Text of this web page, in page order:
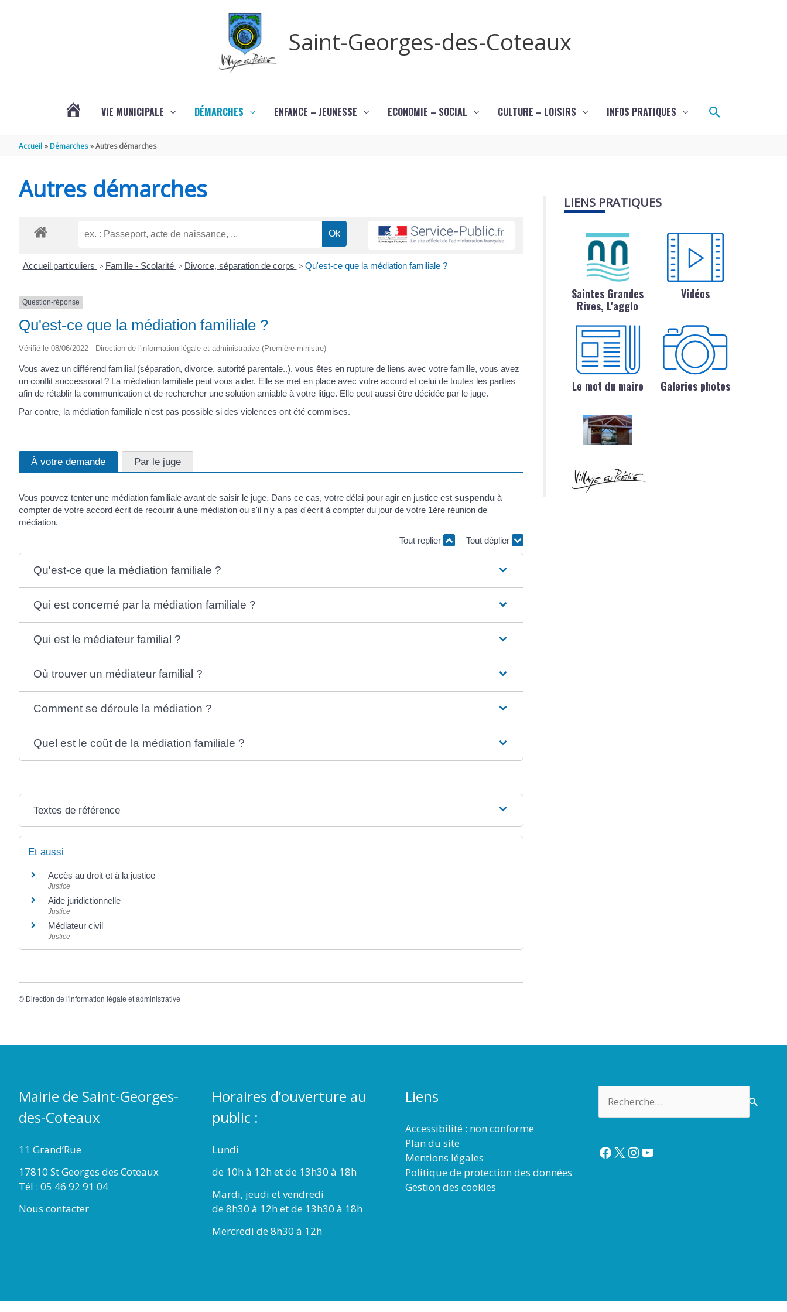
Saint-Georges-des-Coteaux
VIE MUNICIPALE DÉMARCHES ENFANCE – JEUNESSE ECONOMIE – SOCIAL CULTURE – LOISIRS INFOS PRATIQUES Rechercher
Accueil Démarches Autres démarches
Autres démarches
Accueil particuliers > Famille - Scolarité > Divorce, séparation de corps > Qu'est-ce que la médiation familiale ?
Question-réponse
Qu'est-ce que la médiation familiale ?
Vérifié le 08/06/2022 - Direction de l'information légale et administrative (Première ministre)
Vous avez un différend familial (séparation, divorce, autorité parentale..), vous êtes en rupture de liens avec votre famille, vous avez
un conflit successoral ? La médiation familiale peut vous aider. Elle se met en place avec votre accord et celui de toutes les parties
afin de rétablir la communication et de rechercher une solution amiable à votre litige. Elle peut aussi être décidée par le juge.
Par contre, la médiation familiale n'est pas possible si des violences ont été commises.
À votre demande Par le juge
Vous pouvez tenter une médiation familiale avant de saisir le juge. Dans ce cas, votre délai pour agir en justice est suspendu à
compter de votre accord écrit de recourir à une médiation ou s'il n'y a pas d'écrit à compter du jour de votre 1ère réunion de
médiation.
Tout replier
Tout déplier
Qu'est-ce que la médiation familiale ?
Qui est concerné par la médiation familiale ?
Qui est le médiateur familial ?
Où trouver un médiateur familial ?
Comment se déroule la médiation ?
Quel est le coût de la médiation familiale ?
Textes de référence
Et aussi
Accès au droit et à la justice
Justice
Aide juridictionnelle
Justice
Médiateur civil
Justice
© Direction de l'information légale et administrative
LIENS PRATIQUES
Saintes Grandes
Rives, L'agglo
Vidéos
Le mot du maire Galeries photos
Mairie de Saint-Georges-
des-Coteaux
11 Grand’Rue
17810 St Georges des Coteaux
Tél : 05 46 92 91 04
Nous contacter
Horaires d’ouverture au
public :
Lundi
de 10h à 12h et de 13h30 à 18h
Mardi, jeudi et vendredi
de 8h30 à 12h et de 13h30 à 18h
Mercredi de 8h30 à 12h
Liens
Accessibilité : non conforme
Plan du site
Mentions légales
Politique de protection des données
Gestion des cookies
Facebook
X Instagram
YouTube